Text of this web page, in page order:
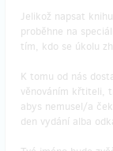
Jelikož napsat
proběhne na
tím, kdo se úkolu
K tomu od nás
věnováním křtiteli,
abys nemusel/a
den vydání alba